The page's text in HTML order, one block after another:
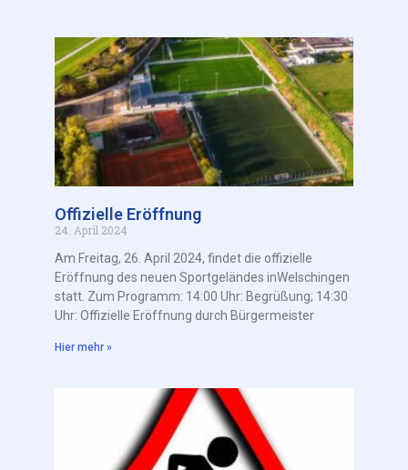
Offizielle Eröffnung
24. April 2024
Am Freitag, 26. April 2024, findet die offizielle
Eröffnung des neuen Sportgeländes inWelschingen
statt. Zum Programm: 14:00 Uhr: Begrüßung; 14:30
Uhr: Offizielle Eröffnung durch Bürgermeister
Hier mehr »